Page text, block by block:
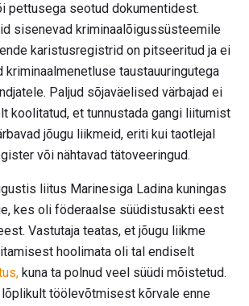
pettusega seotud dokumentidest.
sisenevad kriminaalõigussüsteemile
karistusregistrid on pitseeritud ja ei
kriminaalmenetluse taustauuringutega
Paljud sõjaväelised värbajad ei
koolitatud, et tunnustada gangi liitumist
jõugu liikmeid, eriti kui taotlejal
või nähtavad tätoveeringud.
liitus Marinesiga Ladina kuningas
kes oli föderaalse süüdistusakti eest
Vastutaja teatas, et jõugu liikme
hoolimata oli tal endiselt
kuna ta polnud veel süüdi mõistetud.
töölevõtmisest kõrvale enne